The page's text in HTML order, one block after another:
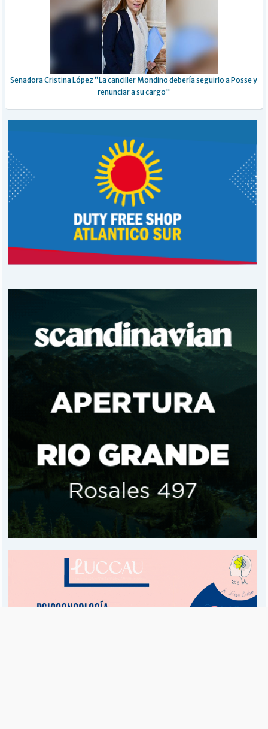
Senadora Cristina López “La canciller Mondino debería seguirlo a Posse y
renunciar a su cargo"